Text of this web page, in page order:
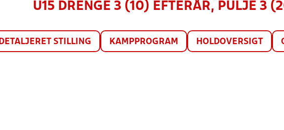
U15 DRENGE 3 (10) EFTERÅR, PULJE 3
DETALJERET STILLING KAMPPROGRAM HOLDOVERSIGT